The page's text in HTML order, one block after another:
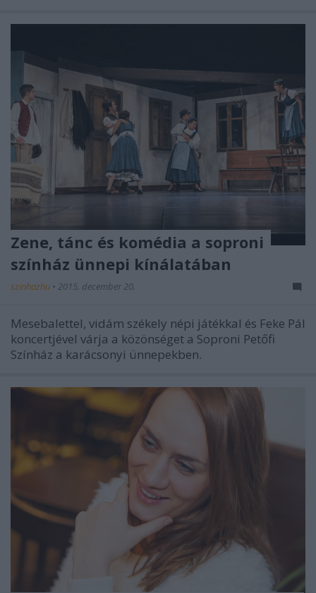
Zene, tánc és komédia a soproni
színház ünnepi kínálatában
szinhazhu • 2015. december 20.
Mesebalettel, vidám székely népi játékkal és Feke Pál
koncertjével várja a közönséget a Soproni Petőfi
Színház a karácsonyi ünnepekben.